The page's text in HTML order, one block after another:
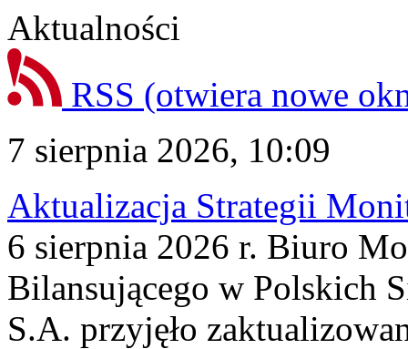
Aktualności
RSS (otwiera nowe
7 sierpnia 2026, 10:09
Aktualizacja Strategii
6 sierpnia 2026 r. Biuro
Bilansującego w Polskich
S.A. przyjęło